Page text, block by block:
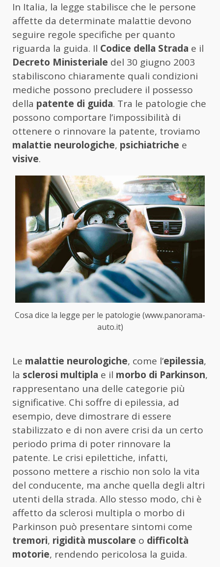
In Italia, la legge stabilisce che le persone
affette da determinate malattie devono
seguire regole specifiche per quanto
riguarda la guida. Il Codice della Strada e il
Decreto Ministeriale del 30 giugno 2003
stabiliscono chiaramente quali condizioni
mediche possono precludere il possesso
della patente di guida. Tra le patologie che
possono comportare l’impossibilità di
ottenere o rinnovare la patente, troviamo
malattie neurologiche, psichiatriche e
visive.
Cosa dice la legge per le patologie (www.panorama-
auto.it)
Le malattie neurologiche, come l’epilessia,
la sclerosi multipla e il morbo di Parkinson,
rappresentano una delle categorie più
significative. Chi soffre di epilessia, ad
esempio, deve dimostrare di essere
stabilizzato e di non avere crisi da un certo
periodo prima di poter rinnovare la
patente. Le crisi epilettiche, infatti,
possono mettere a rischio non solo la vita
del conducente, ma anche quella degli altri
utenti della strada. Allo stesso modo, chi è
affetto da sclerosi multipla o morbo di
Parkinson può presentare sintomi come
tremori, rigidità muscolare o difficoltà
motorie, rendendo pericolosa la guida.